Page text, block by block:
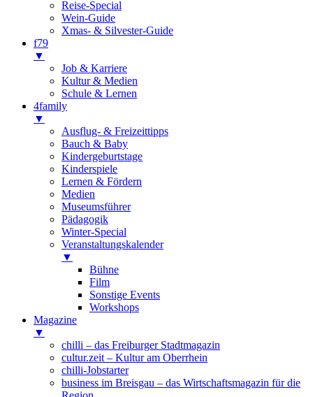
Reise-Special
Wein-Guide
Xmas- & Silvester-Guide
f79
▼
Job & Karriere
Kultur & Medien
Schule & Lernen
4family
▼
Ausflug- & Freizeittipps
Bauch & Baby
Kindergeburtstage
Kinderspiele
Lernen & Fördern
Medien
Museumsführer
Pädagogik
Winter-Special
Veranstaltungskalender
▼
Bühne
Film
Sonstige Events
Workshops
Magazine
▼
chilli – das Freiburger Stadtmagazin
cultur.zeit – Kultur am Oberrhein
chilli-Jobstarter
business im Breisgau – das Wirtschaftsmagazin für die